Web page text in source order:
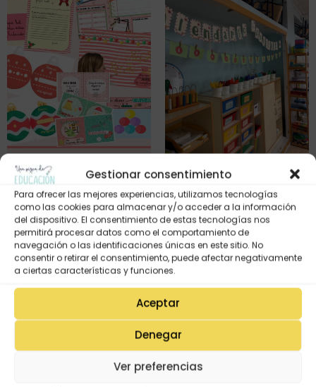
Gestionar consentimiento
Para ofrecer las mejores experiencias, utilizamos tecnologías
como las cookies para almacenar y/o acceder a la información
del dispositivo. El consentimiento de estas tecnologías nos
permitirá procesar datos como el comportamiento de
navegación o las identificaciones únicas en este sitio. No
consentir o retirar el consentimiento, puede afectar negativamente
a ciertas características y funciones.
Aceptar
Denegar
Ver preferencias
Kit Navideño
3,50€
Calendario de adviento del
Protagonista
0,99€